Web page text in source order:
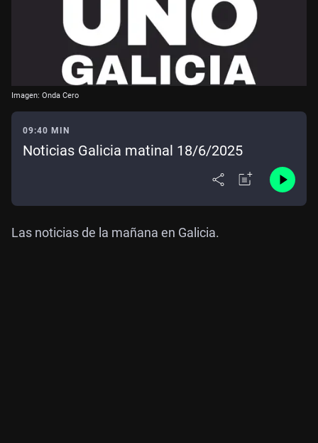
Imagen: Onda Cero
09:40 MIN
Noticias Galicia matinal 18/6/2025
Las noticias de la mañana en Galicia.